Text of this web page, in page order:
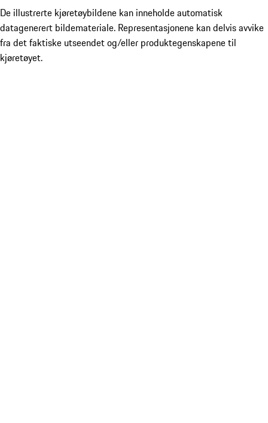
De illustrerte kjøretøybildene kan inneholde automatisk
datagenerert bildemateriale. Representasjonene kan delvis avvike
fra det faktiske utseendet og/eller produktegenskapene til
kjøretøyet.